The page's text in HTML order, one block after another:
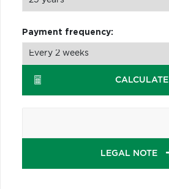
Payment frequency:
CALCULATE
LEGAL NOTE